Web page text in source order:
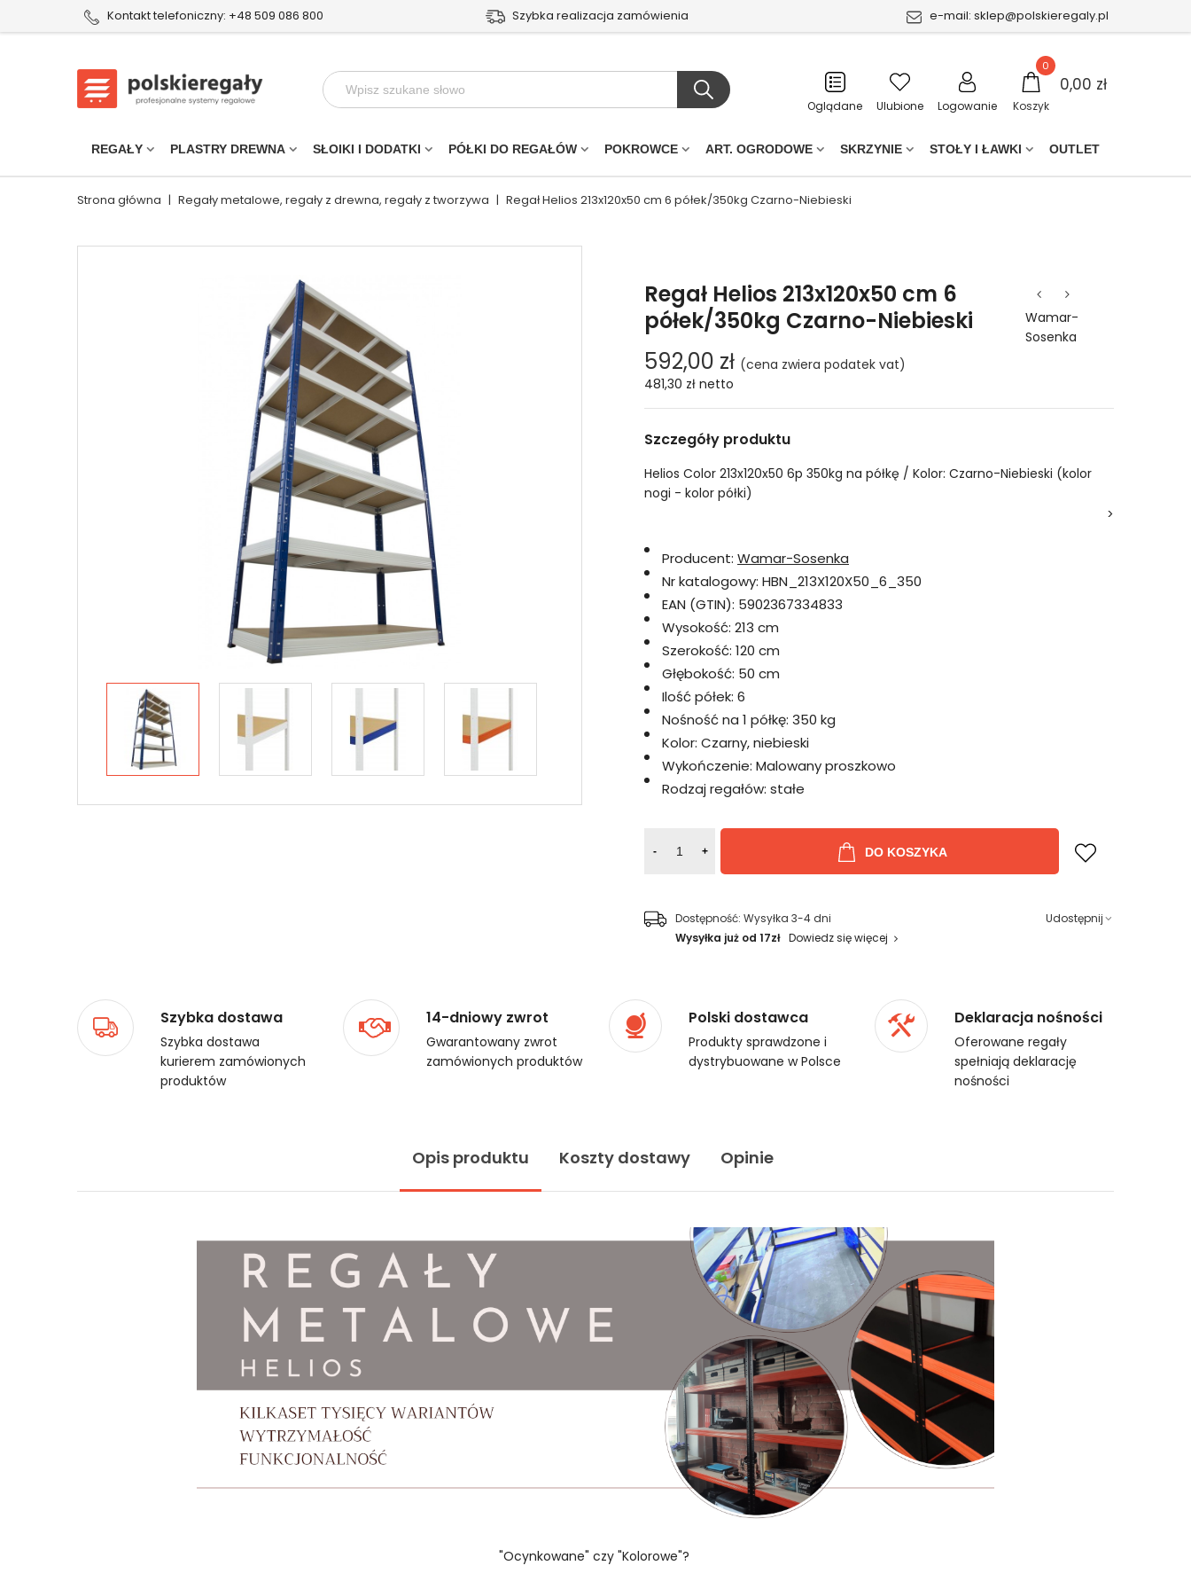
Kontakt telefoniczny: +48 509 086 800 Szybka realizacja zamówienia e-mail: sklep@polskieregaly.pl
Oglądane Ulubione Logowanie Koszyk
0
0,00 zł
REGAŁY PLASTRY DREWNA SŁOIKI I DODATKI PÓŁKI DO REGAŁÓW POKROWCE ART. OGRODOWE SKRZYNIE STOŁY I ŁAWKI OUTLET
Strona główna | Regały metalowe, regały z drewna, regały z tworzywa | Regał Helios 213x120x50 cm 6 półek/350kg Czarno-Niebieski
Regał Helios 213x120x50 cm 6
półek/350kg Czarno-Niebieski
Wamar-
Sosenka
592,00 zł (cena zwiera podatek vat)
481,30 zł netto
Szczegóły produktu
Helios Color 213x120x50 6p 350kg na półkę / Kolor: Czarno-Niebieski (kolor
nogi - kolor półki)
>
Producent: Wamar-Sosenka
Nr katalogowy: HBN_213X120X50_6_350
EAN (GTIN): 5902367334833
Wysokość: 213 cm
Szerokość: 120 cm
Głębokość: 50 cm
Ilość półek: 6
Nośność na 1 półkę: 350 kg
Kolor: Czarny, niebieski
Wykończenie: Malowany proszkowo
Rodzaj regałów: stałe
- + DO KOSZYKA
Dostępność: Wysyłka 3-4 dni
Wysyłka już od 17zł Dowiedz się więcej
Udostępnij
Szybka dostawa
Szybka dostawa
kurierem zamówionych
produktów
14-dniowy zwrot
Gwarantowany zwrot
zamówionych produktów
Polski dostawca
Produkty sprawdzone i
dystrybuowane w Polsce
Deklaracja nośności
Oferowane regały
spełniają deklarację
nośności
Opis produktu Koszty dostawy Opinie
"Ocynkowane" czy "Kolorowe"?